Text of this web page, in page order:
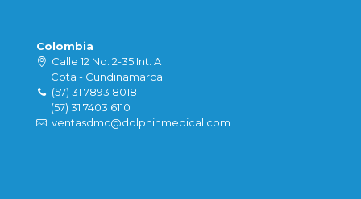
Colombia
Calle 12 No. 2-35 Int. A
Cota - Cundinamarca
(57) 31 7893 8018
(57) 31 7403 6110
ventasdmc@dolphinmedical.com